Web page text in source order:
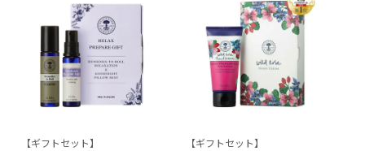
【ギフトセット】 【ギフトセット】